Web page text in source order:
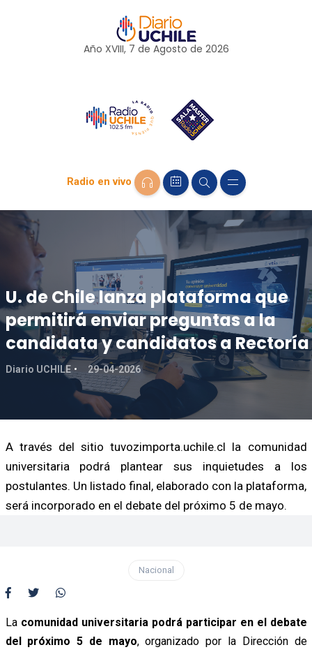
Año XVIII, 7 de Agosto de 2026
Radio en vivo
U. de Chile lanza plataforma que
permitirá enviar preguntas a la
candidata y candidatos a Rectoría
Diario UCHILE 29-04-2026
A través del sitio tuvozimporta.uchile.cl la comunidad
universitaria podrá plantear sus inquietudes a los
postulantes. Un listado final, elaborado con la plataforma,
será incorporado en el debate del próximo 5 de mayo.
Nacional
La comunidad universitaria podrá participar en el debate
del próximo 5 de mayo, organizado por la Dirección de